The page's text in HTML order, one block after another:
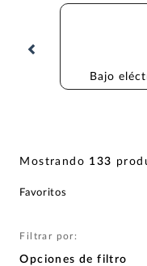
Bajo
Mostrando 133
Filtrar por:
Opciones de filtro